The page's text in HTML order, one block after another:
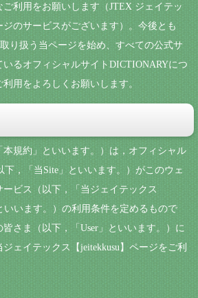
利用をお願いします（JTEX ジェイテッ
のサービスがございます）。今後とも
り扱う当ページを始め、すべての公式サ
るオフィシャルサイトDICTIONARYにつ
用をよろしくお願いします。
規約」といいます。）は，オフィシャル
，「当Site」といいます。）がこのウェ
ビス（以下，「当ジェイテックス
いいます。）の利用条件を定めるもので
さま（以下，「User」といいます。）に
ェイテックス【jeitekkusu】ページをご利